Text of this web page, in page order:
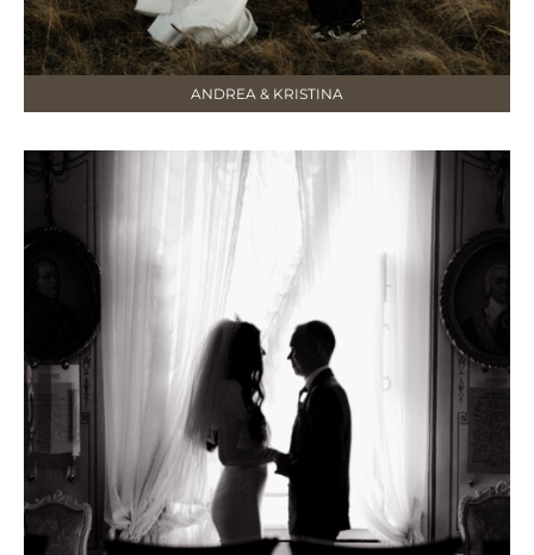
ANDREA & KRISTINA